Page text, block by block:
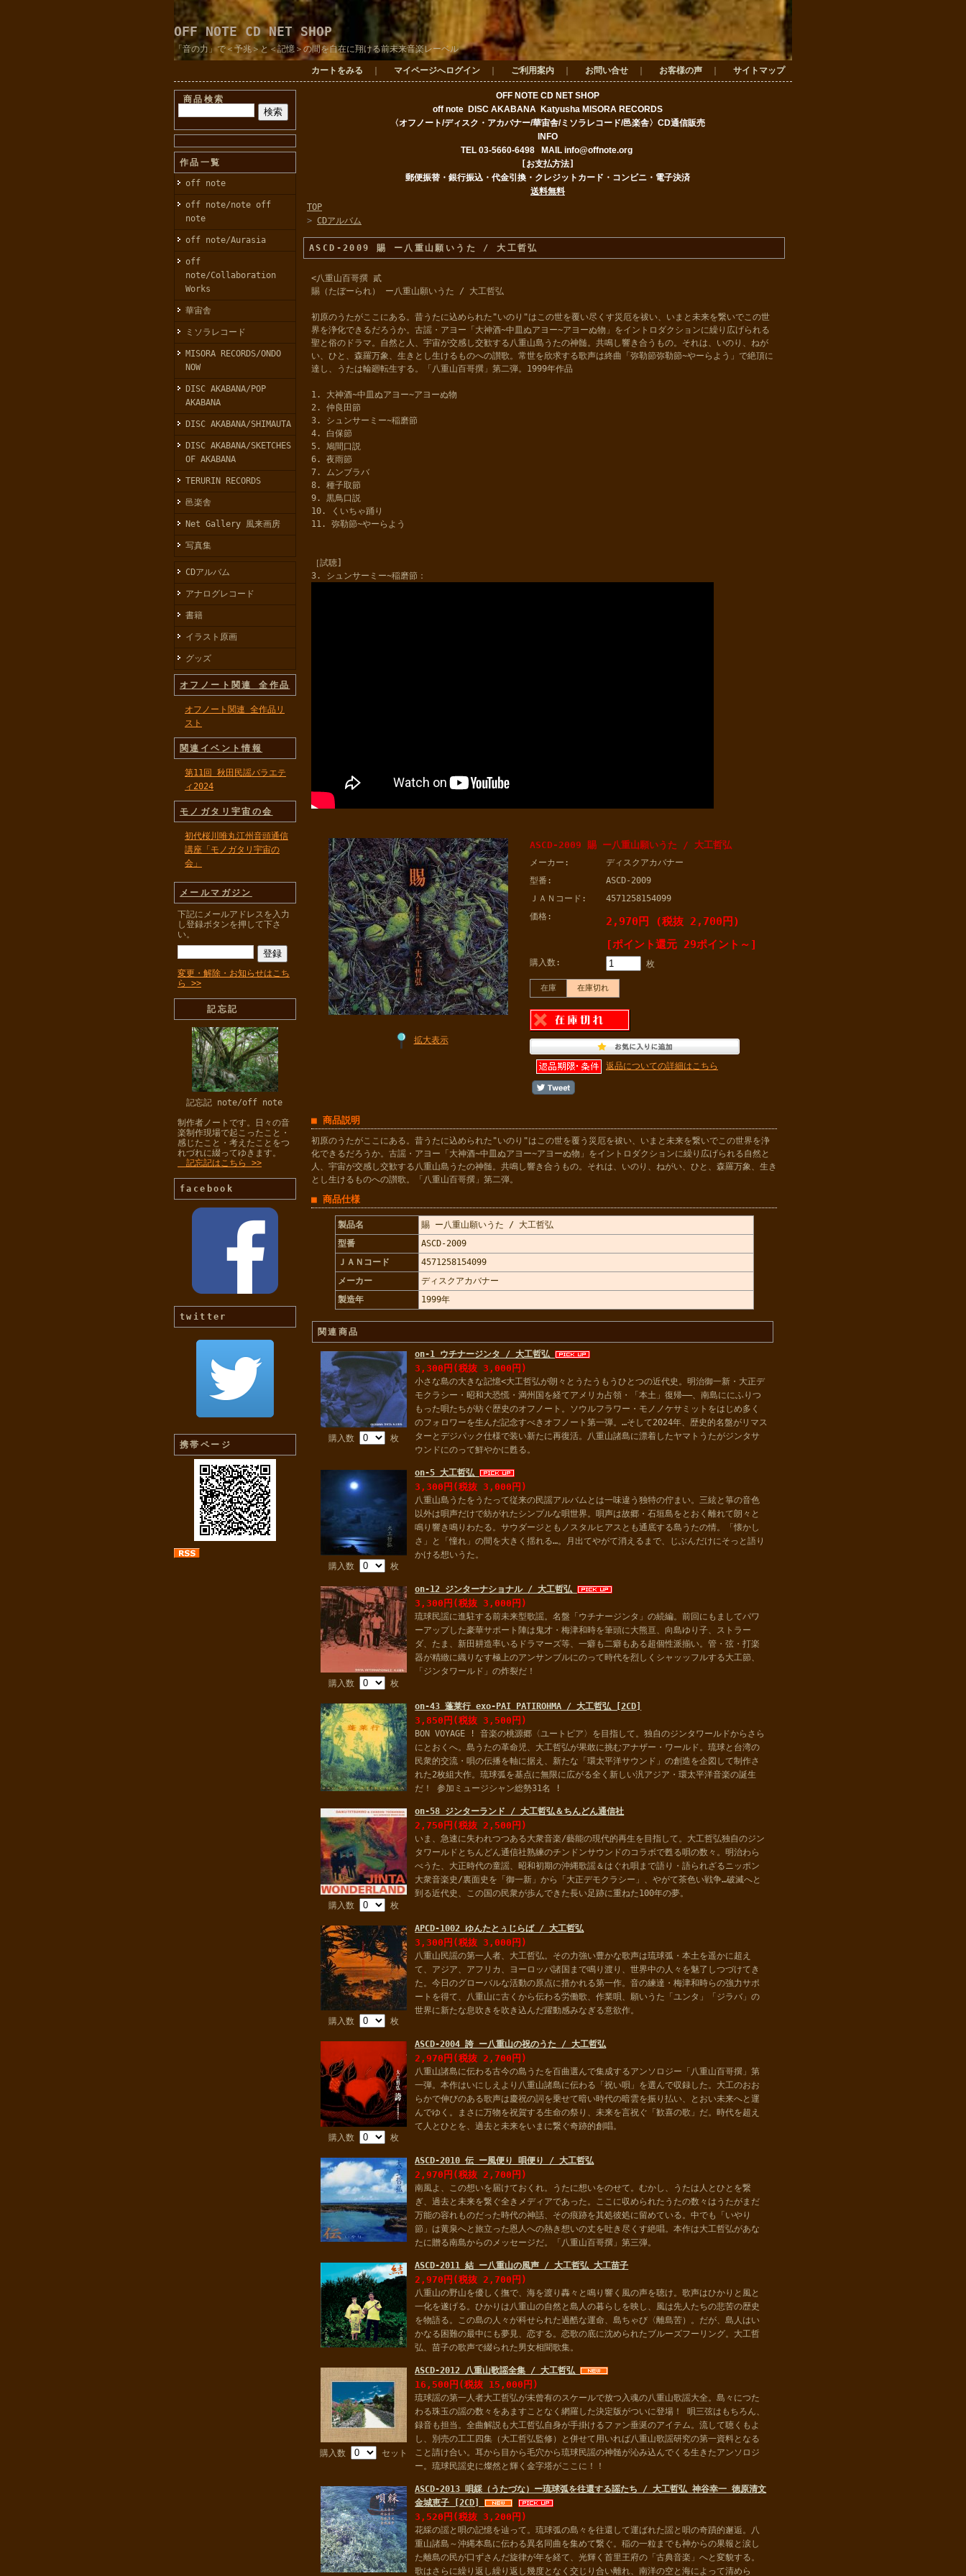
OFF NOTE CD NET SHOP
「音の力」で＜予兆＞と＜記憶＞の間を自在に翔ける前未来音楽レーベル
カートをみる マイページへログイン ご利用案内 お問い合せ お客様の声 サイトマップ
商品検索
作品一覧
off note
off note/note off
note
off note/Aurasia
off
note/Collaboration
Works
華宙舎
ミソラレコード
MISORA RECORDS/ONDO
NOW
DISC AKABANA/POP
AKABANA
DISC AKABANA/SHIMAUTA
DISC AKABANA/SKETCHES
OF AKABANA
TERURIN RECORDS
邑楽舎
Net Gallery 風来画房
写真集
CDアルバム
アナログレコード
書籍
イラスト原画
グッズ
オフノート関連 全作品
オフノート関連 全作品リ
スト
関連イベント情報
第11回 秋田民謡バラエテ
ィ2024
モノガタリ宇宙の会
初代桜川唯丸江州音頭通信
講座「モノガタリ宇宙の
会」
メールマガジン
下記にメールアドレスを入力
し登録ボタンを押して下さ
い。
変更・解除・お知らせはこち
ら >>
記忘記
記忘記 note/off note
制作者ノートです。日々の音
楽制作現場で起こったこと・
感じたこと・考えたことをつ
れづれに綴ってゆきます。
記忘記はこちら >>
facebook
twitter
携帯ページ
OFF NOTE CD NET SHOP
off note DISC AKABANA Katyusha MISORA RECORDS
〈オフノート/ディスク・アカバナー/華宙舎/ミソラレコード/邑楽舎〉CD通信販売
INFO
TEL 03-5660-6498
MAIL info@offnote.org
[お支払方法]
郵便振替・銀行振込・代金引換・クレジットカード・コンビニ・電子決済
送料無料
TOP
> CDアルバム
ASCD-2009 賜 ー八重山願いうた / 大工哲弘
<八重山百哥撰 貳
賜（たぼーられ） ー八重山願いうた / 大工哲弘
初原のうたがここにある。昔うたに込められた"いのり"はこの世を覆い尽くす災厄を祓い、いまと未来を繋いでこの世
界を浄化できるだろうか。古謡・アヨー「大神酒~中皿ぬアヨー~アヨーぬ物」をイントロダクションに繰り広げられる
聖と俗のドラマ。自然と人、宇宙が交感し交歓する八重山島うたの神髄。共鳴し響き合うもの。それは、いのり、ねが
い、ひと、森羅万象、生きとし生けるものへの讃歌。常世を欣求する歌声は終曲「弥勒節弥勒節~やーらよう」で絶頂に
達し、うたは輪廻転生する。「八重山百哥撰」第二弾。1999年作品
1. 大神酒~中皿ぬアヨー~アヨーぬ物
2. 仲良田節
3. シュンサーミー~稲磨節
4. 白保節
5. 鳩間口説
6. 夜雨節
7. ムンブラバ
8. 種子取節
9. 黒鳥口説
10. くいちゃ踊り
11. 弥勒節~やーらよう
［試聴]
3. シュンサーミー~稲磨節：
拡大表示
ASCD-2009 賜 ー八重山願いうた / 大工哲弘
メーカー:
ディスクアカバナー
型番:
ASCD-2009
ＪＡＮコード:
4571258154099
価格:
2,970円 (税抜 2,700円)
[ポイント還元 29ポイント～]
購入数: 枚
在庫 在庫切れ
返品についての詳細はこちら
■ 商品説明
初原のうたがここにある。昔うたに込められた"いのり"はこの世を覆う災厄を祓い、いまと未来を繋いでこの世界を浄
化できるだろうか。古謡・アヨー「大神酒~中皿ぬアヨー~アヨーぬ物」をイントロダクションに繰り広げられる自然と
人、宇宙が交感し交歓する八重山島うたの神髄。共鳴し響き合うもの。それは、いのり、ねがい、ひと、森羅万象、生き
とし生けるものへの讃歌。「八重山百哥撰」第二弾。
■ 商品仕様
製品名
賜 ー八重山願いうた / 大工哲弘
型番
ASCD-2009
ＪＡＮコード
4571258154099
メーカー
ディスクアカバナー
製造年
1999年
関連商品
購入数 枚
on-1 ウチナージンタ / 大工哲弘
3,300円(税抜 3,000円)
小さな島の大きな記憶<大工哲弘が朗々とうたうもうひとつの近代史。明治御一新・大正デ
モクラシー・昭和大恐慌・満州国を経てアメリカ占領・「本土」復帰――、南島ににふりつ
もった唄たちが紡ぐ歴史のオフノート。ソウルフラワー・モノノケサミットをはじめ多く
のフォロワーを生んだ記念すべきオフノート第一弾。…そして2024年、歴史的名盤がリマス
ターとデジパック仕様で装い新たに再復活。八重山諸島に漂着したヤマトうたがジンタサ
ウンドにのって鮮やかに甦る。
購入数 枚
on-5 大工哲弘
3,300円(税抜 3,000円)
八重山島うたをうたって従来の民謡アルバムとは一味違う独特の佇まい。三絃と箏の音色
以外は唄声だけで紡がれたシンプルな唄世界。唄声は故郷・石垣島をとおく離れて朗々と
鳴り響き鳴りわたる。サウダージともノスタルヒアスとも通底する島うたの情。「懐かし
さ」と「憧れ」の間を大きく揺れる…。月出てやがて消えるまで、じぶんだけにそっと語り
かける想いうた。
購入数 枚
on-12 ジンターナショナル / 大工哲弘
3,300円(税抜 3,000円)
琉球民謡に進駐する前未来型歌謡。名盤「ウチナージンタ」の続編。前回にもましてパワ
ーアップした豪華サポート陣は鬼才・梅津和時を筆頭に大熊亘、向島ゆり子、ストラー
ダ、たま、新田耕造率いるドラマーズ等、一癖も二癖もある超個性派揃い。管・弦・打楽
器が精緻に織りなす極上のアンサンブルにのって時代を烈しくシャッッフルする大工節、
「ジンタワールド」の炸裂だ！
on-43 蓬莱行 exo-PAI PATIROHMA / 大工哲弘 [2CD]
3,850円(税抜 3,500円)
BON VOYAGE ! 音楽の桃源郷〈ユートピア〉を目指して。独自のジンタワールドからさら
にとおくへ。島うたの革命児、大工哲弘が果敢に挑むアナザー・ワールド。琉球と台湾の
民衆的交流・唄の伝播を軸に据え、新たな「環太平洋サウンド」の創造を企図して制作さ
れた2枚組大作。琉球弧を基点に無限に広がる全く新しい汎アジア・環太平洋音楽の誕生
だ！ 参加ミュージシャン総勢31名 !
購入数 枚
on-58 ジンターランド / 大工哲弘＆ちんどん通信社
2,750円(税抜 2,500円)
いま、急速に失われつつある大衆音楽/藝能の現代的再生を目指して。大工哲弘独自のジン
タワールドとちんどん通信社熟練のチンドンサウンドのコラボで甦る唄の数々。明治わら
べうた、大正時代の童謡、昭和初期の沖縄歌謡＆はぐれ唄まで語り・語られざるニッポン
大衆音楽史/裏面史を「御一新」から「大正デモクラシー」、やがて茶色い戦争…破滅へと
到る近代史、この国の民衆が歩んできた長い足跡に重ねた100年の夢。
購入数 枚
APCD-1002 ゆんたとぅじらば / 大工哲弘
3,300円(税抜 3,000円)
八重山民謡の第一人者、大工哲弘。その力強い豊かな歌声は琉球弧・本土を遥かに超え
て、アジア、アフリカ、ヨーロッパ諸国まで鳴り渡り、世界中の人々を魅了しつづけてき
た。今日のグローバルな活動の原点に措かれる第一作。音の練達・梅津和時らの強力サポ
ートを得て、八重山に古くから伝わる労働歌、作業唄、願いうた「ユンタ」「ジラバ」の
世界に新たな息吹きを吹き込んだ躍動感みなぎる意欲作。
購入数 枚
ASCD-2004 誇 ー八重山の祝のうた / 大工哲弘
2,970円(税抜 2,700円)
八重山諸島に伝わる古今の島うたを百曲選んで集成するアンソロジー「八重山百哥撰」第
一弾。本作はいにしえより八重山諸島に伝わる「祝い唄」を選んで収録した。大工のおお
らかで伸びのある歌声は慶祝の詞を乗せて暗い時代の暗雲を振り払い、とおい未来へと運
んでゆく。まさに万物を祝賀する生命の祭り、未来を言祝ぐ「歓喜の歌」だ。時代を超え
て人とひとを、過去と未来をいまに繋ぐ奇跡的創唱。
ASCD-2010 伝 ー風便り 唄便り / 大工哲弘
2,970円(税抜 2,700円)
南風よ、この想いを届けておくれ。うたに想いをのせて。むかし、うたは人とひとを繋
ぎ、過去と未来を繋ぐ全きメディアであった。ここに収められたうたの数々はうたがまだ
万能の容れものだった時代の神話、その痕跡を其処彼処に留めている。中でも「いやり
節」は黄泉へと旅立った恩人への熱き想いの丈を吐き尽くす絶唱。本作は大工哲弘があな
たに贈る南島からのメッセージだ。「八重山百哥撰」第三弾。
ASCD-2011 結 ー八重山の風声 / 大工哲弘 大工苗子
2,970円(税抜 2,700円)
八重山の野山を優しく撫で、海を渡り轟々と鳴り響く風の声を聴け。歌声はひかりと風と
一化を遂げる。ひかりは八重山の自然と島人の暮らしを映し、風は先人たちの悲苦の歴史
を物語る。この島の人々が科せられた過酷な運命、島ちゃび〈離島苦）。だが、島人はい
かなる困難の最中にも夢見、恋する。恋歌の底に沈められたブルーズフーリング。大工哲
弘、苗子の歌声で綴られた男女相聞歌集。
購入数 セット
ASCD-2012 八重山歌謡全集 / 大工哲弘
16,500円(税抜 15,000円)
琉球謡の第一人者大工哲弘が未曾有のスケールで放つ入魂の八重山歌謡大全。島々につた
わる珠玉の謡の数々をあますことなく網羅した決定版がついに登場！ 唄三弦はもちろん、
録音も担当。全曲解説も大工哲弘自身が手掛けるファン垂涎のアイテム。流して聴くもよ
し、別売の工工四集（大工哲弘監修）と併せて用いれば八重山歌謡研究の第一資料となる
こと請け合い。耳から目から毛穴から琉球民謡の神髄が沁み込んでくる生きたアンソロジ
ー。琉球民謡史に燦然と輝く金字塔がここに！！
ASCD-2013 唄綵（うたづな）ー琉球弧を往還する謡たち / 大工哲弘 神谷幸一 徳原清文
金城恵子 [2CD]
3,520円(税抜 3,200円)
花綵の謡と唄の記憶を辿って。琉球弧の島々を往還して運ばれた謡と唄の奇蹟的邂逅。八
重山諸島～沖縄本島に伝わる異名同曲を集めて繋ぐ。稲の一粒までも神からの果報と涙し
た離島の民が口ずさんだ旋律が年を経て、光輝く首里王府の「古典音楽」へと変貌する。
歌はさらに繰り返し繰り返し幾度となく交じり合い離れ、南洋の空と海によって清めら